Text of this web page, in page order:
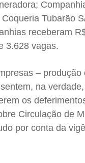
Tubarão
receberam
3.628 vagas.
– produção
na
os
Circulação de
por conta da